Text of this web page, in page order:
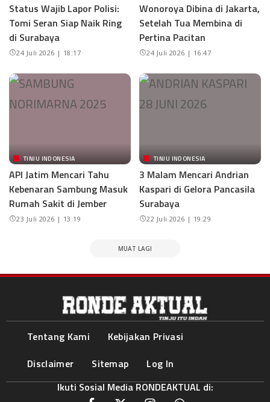
Status Wajib Lapor Polisi:
Tomi Seran Siap Naik Ring
di Surabaya
24 Juli 2026 | 18:17
Wonoroya Dibina di Jakarta,
Setelah Tua Membina di
Pertina Pacitan
24 Juli 2026 | 16:47
TINJU INDONESIA
API Jatim Mencari Tahu
Kebenaran Sambung Masuk
Rumah Sakit di Jember
23 Juli 2026 | 13:19
TINJU INDONESIA
3 Malam Mencari Andrian
Kaspari di Gelora Pancasila
Surabaya
22 Juli 2026 | 19:29
MUAT LAGI
Tentang Kami
Kebijakan Privasi
Disclaimer
Sitemap
Log In
Ikuti Sosial Media RONDEAKTUAL di: